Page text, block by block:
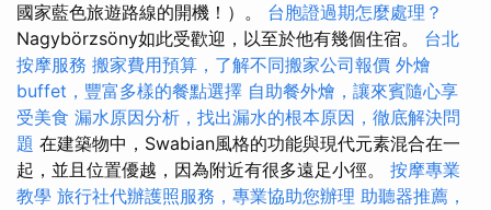
國家藍色旅遊路線的開機！）。 台胞證過期怎麼處理？
Nagybörzsöny如此受歡迎，以至於他有幾個住宿。 台北
按摩服務 搬家費用預算，了解不同搬家公司報價 外燴
buffet，豐富多樣的餐點選擇 自助餐外燴，讓來賓隨心享
受美食 漏水原因分析，找出漏水的根本原因，徹底解決問
題 在建築物中，Swabian風格的功能與現代元素混合在一
起，並且位置優越，因為附近有很多遠足小徑。 按摩專業
教學 旅行社代辦護照服務，專業協助您辦理 助聽器推薦，